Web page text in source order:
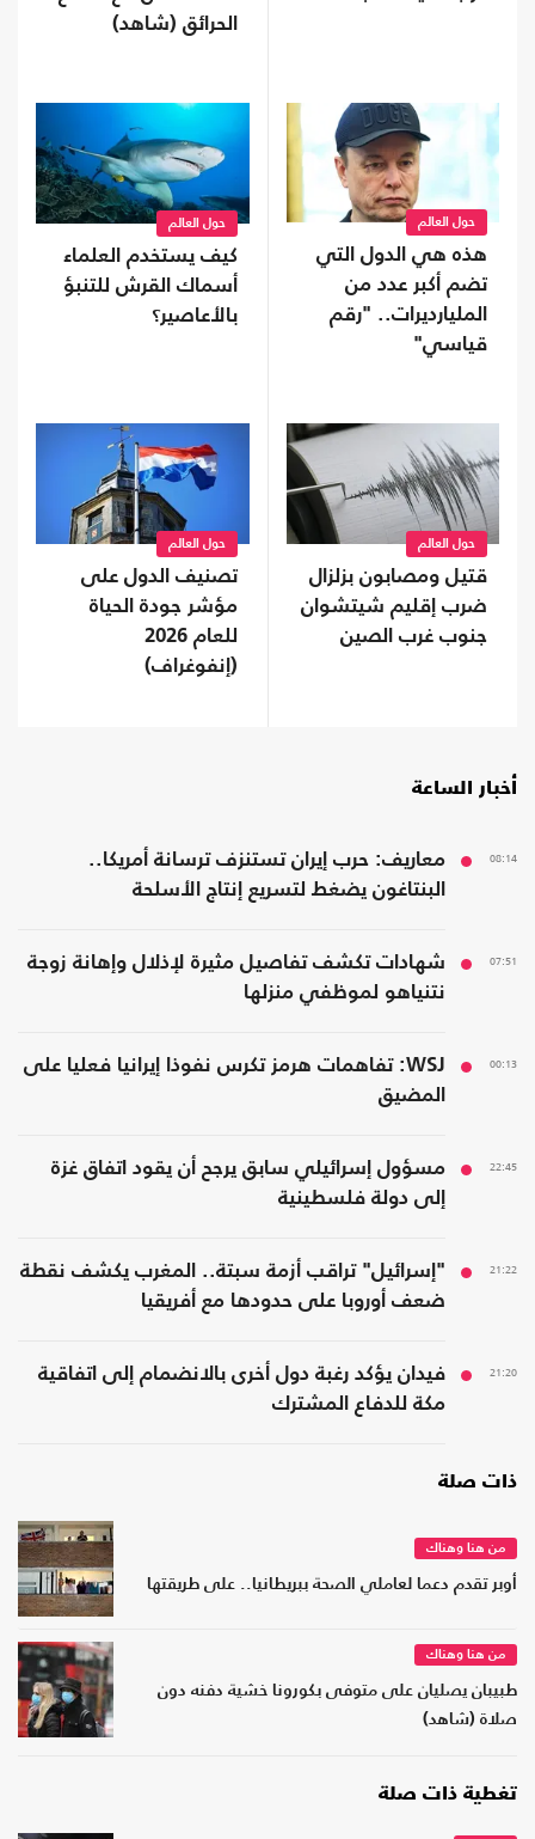
الحرائق (شاهد)
حول العالم
هذه هي الدول التي
تضم أكبر عدد من
المليارديرات.. "رقم
قياسي"
حول العالم
كيف يستخدم العلماء
أسماك القرش للتنبؤ
بالأعاصير؟
حول العالم
قتيل ومصابون بزلزال
ضرب إقليم شيتشوان
جنوب غرب الصين
حول العالم
تصنيف الدول على
مؤشر جودة الحياة
للعام 2026
(إنفوغراف)
أخبار الساعة
08:14
معاريف: حرب إيران تستنزف ترسانة أمريكا..
البنتاغون يضغط لتسريع إنتاج الأسلحة
07:51
شهادات تكشف تفاصيل مثيرة لإذلال وإهانة زوجة
نتنياهو لموظفي منزلها
00:13
WSJ: تفاهمات هرمز تكرس نفوذا إيرانيا فعليا على
المضيق
22:45
مسؤول إسرائيلي سابق يرجح أن يقود اتفاق غزة
إلى دولة فلسطينية
21:22
"إسرائيل" تراقب أزمة سبتة.. المغرب يكشف نقطة
ضعف أوروبا على حدودها مع أفريقيا
21:20
فيدان يؤكد رغبة دول أخرى بالانضمام إلى اتفاقية
مكة للدفاع المشترك
ذات صلة
من هنا وهناك
أوبر تقدم دعما لعاملي الصحة ببريطانيا.. على طريقتها
من هنا وهناك
طبيبان يصليان على متوفى بكورونا خشية دفنه دون
صلاة (شاهد)
تغطية ذات صلة